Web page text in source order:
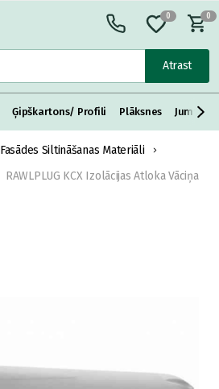
Atrast
0 0
Ģipškartons/ Profili Plāksnes Jumta
Fasādes Siltināšanas Materiāli
RAWLPLUG KCX Izolācijas Atloka Vāciņa